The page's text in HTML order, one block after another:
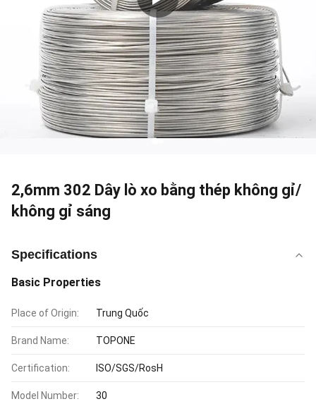
2,6mm 302 Dây lò xo bằng thép không gỉ/
không gỉ sáng
Specifications
Basic Properties
Place of Origin: Trung Quốc
Brand Name: TOPONE
Certification: ISO/SGS/RosH
Model Number: 30